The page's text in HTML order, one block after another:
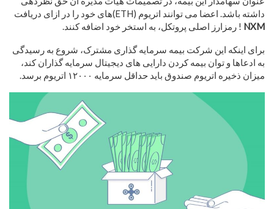
داشته باشد. اعضا می توانند اتریوم (ETH)های خود را در ازای دریافت
NXM ! رمزارز اصلی پروتکل، به استخر خود اضافه کنند.
برای اینکه این شرکت بیمه سرمایه گذاری مشترک، شروع به رسیدگی
به ادعاها و توان بیمه کردن دارایی های دیجیتال سرمایه گذاران کند،
میزان ذخیره اتریوم صندوق باید حداقل سرمایه ۱۲۰۰۰ اتریوم برسد.